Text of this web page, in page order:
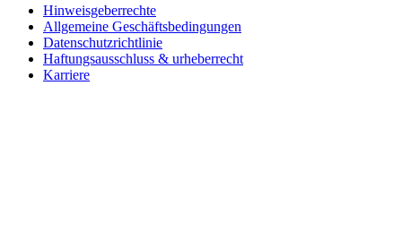
Hinweisgeberrechte
Allgemeine Geschäftsbedingungen
Datenschutzrichtlinie
Haftungsausschluss & urheberrecht
Karriere